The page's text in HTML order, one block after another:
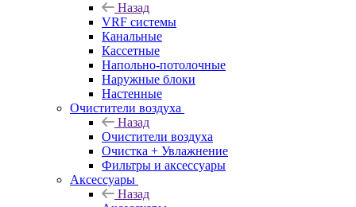
Назад
VRF системы
Канальные
Кассетные
Напольно-потолочные
Наружные блоки
Настенные
Очистители воздуха
Назад
Очистители воздуха
Очистка + Увлажнение
Фильтры и аксессуары
Аксессуары
Назад